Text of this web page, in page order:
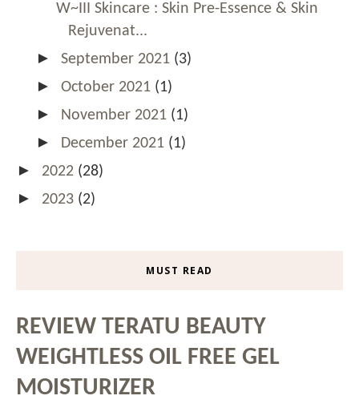
W~III Skincare : Skin Pre-Essence & Skin
Rejuvenat...
► September 2021 (3)
► October 2021 (1)
► November 2021 (1)
► December 2021 (1)
► 2022 (28)
► 2023 (2)
MUST READ
REVIEW TERATU BEAUTY
WEIGHTLESS OIL FREE GEL
MOISTURIZER